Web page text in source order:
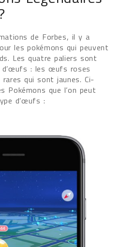
de Forbes, il y a
les pokémons qui peuvent
Les quatre paliers sont
d’œufs : les œufs roses
qui sont jaunes. Ci-
Pokémons que l’on peut
d’œufs :